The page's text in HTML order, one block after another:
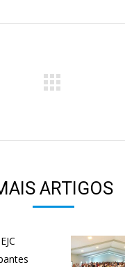
ARTIGOS